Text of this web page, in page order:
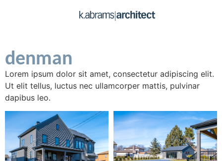
denman
Lorem ipsum dolor sit amet, consectetur adipiscing elit.
Ut elit tellus, luctus nec ullamcorper mattis, pulvinar
dapibus leo.